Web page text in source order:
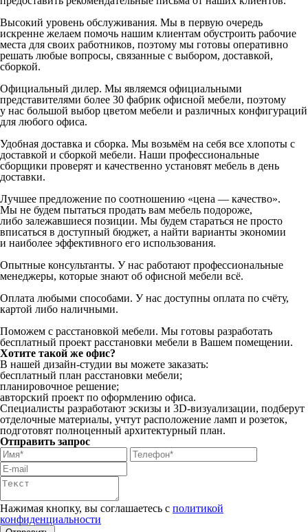
Высокий уровень обслуживания. Мы в первую очередь
искренне желаем помочь нашим клиентам обустроить рабочие
места для своих работников, поэтому мы готовы оперативно
решать любые вопросы, связанные с выбором, доставкой,
сборкой.
Официальный дилер. Мы являемся официальными
представителями более 30 фабрик офисной мебели, поэтому
у нас большой выбор цветом мебели и различных конфигураций
для любого офиса.
Удобная доставка и сборка. Мы возьмём на себя все хлопоты с
доставкой и сборкой мебели. Наши профессиональные
сборщики проверят и качественно установят мебель в день
доставки.
Лучшее предложение по соотношению «цена — качество».
Мы не будем пытаться продать вам мебель подороже,
либо залежавшиеся позиции. Мы будем стараться не просто
вписаться в доступный бюджет, а найти варианты экономии
и наиболее эффективного его использования.
Опытные консультанты. У нас работают профессиональные
менеджеры, которые знают об офисной мебели всё.
Оплата любыми способами. У нас доступны оплата по счёту,
картой либо наличными.
Поможем с расстановкой мебели. Мы готовы разработать
бесплатный проект расстановки мебели в Вашем помещении.
Хотите такой же офис?
В нашей дизайн-студии вы можете заказать:
бесплатный план расстановки мебели;
планировочное решение;
авторский проект по оформлению офиса.
Специалисты разработают эскизы и 3D-визуализации, подберут
отделочные материалы, учтут расположение ламп и розеток,
подготовят полноценный архитектурный план.
Отправить запрос
Нажимая кнопку, вы соглашаетесь с политикой
конфиденциальности